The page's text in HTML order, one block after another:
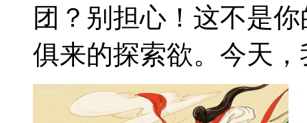
团？别担心！这不是
俱来的探索欲。今天